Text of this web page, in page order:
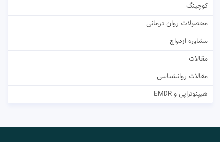
کوچینگ
محصولات روان درمانی
مشاوره ازدواج
مقالات
مقالات روانشناسی
هیپنوتراپی و EMDR